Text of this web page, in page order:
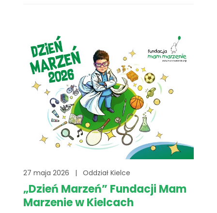
outdoorowych.[...]
27 maja 2026 | Oddział Kielce
„Dzień Marzeń” Fundacji Mam
Marzenie w Kielcach